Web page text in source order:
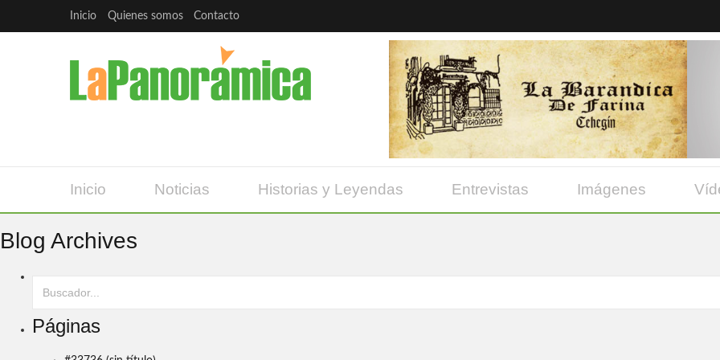
Inicio Quienes somos Contacto
Inicio Noticias Historias y Leyendas Entrevistas Imágenes
Blog Archives
Páginas